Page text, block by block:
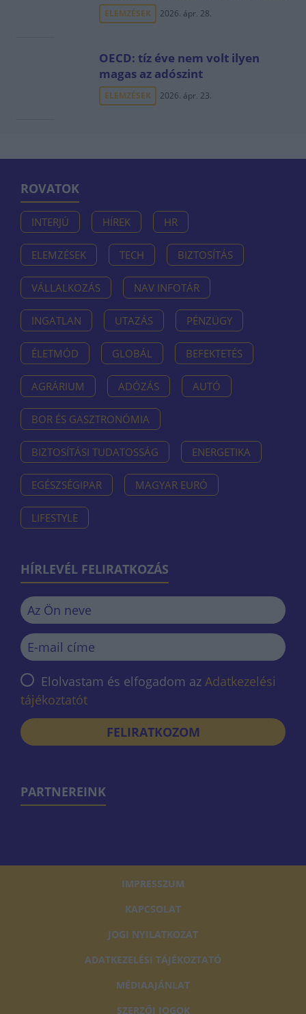
ELEMZÉSEK 2026. ápr. 28.
OECD: tíz éve nem volt ilyen
magas az adószint
ELEMZÉSEK 2026. ápr. 23.
ROVATOK
INTERJÚ HÍREK HR
ELEMZÉSEK TECH BIZTOSÍTÁS
VÁLLALKOZÁS NAV INFOTÁR
INGATLAN UTAZÁS PÉNZÜGY
ÉLETMÓD GLOBÁL BEFEKTETÉS
AGRÁRIUM ADÓZÁS AUTÓ
BOR ÉS GASZTRONÓMIA
BIZTOSÍTÁSI TUDATOSSÁG ENERGETIKA
EGÉSZSÉGIPAR MAGYAR EURÓ
LIFESTYLE
HÍRLEVÉL FELIRATKOZÁS
Elolvastam és elfogadom az Adatkezelési
tájékoztatót
FELIRATKOZOM
PARTNEREINK
IMPRESSZUM
KAPCSOLAT
JOGI NYILATKOZAT
ADATKEZELÉSI TÁJÉKOZTATÓ
MÉDIAAJÁNLAT
SZERZŐI JOGOK